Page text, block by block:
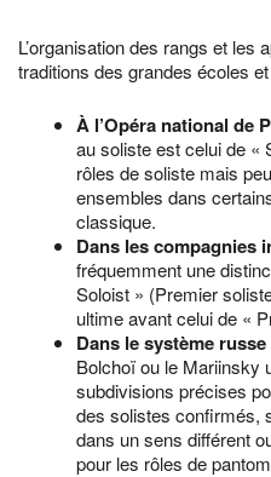
L’organisation des rangs et les
traditions des grandes écoles
À l’Opéra national de
au soliste est celui de «
rôles de soliste mais
ensembles dans
classique.
Dans les compagnies
fréquemment une
Soloist » (Premier
ultime avant celui de «
Dans le système russe
Bolchoï ou le Mariinsky
subdivisions précises
des solistes confirmés,
dans un sens différent
pour les rôles de